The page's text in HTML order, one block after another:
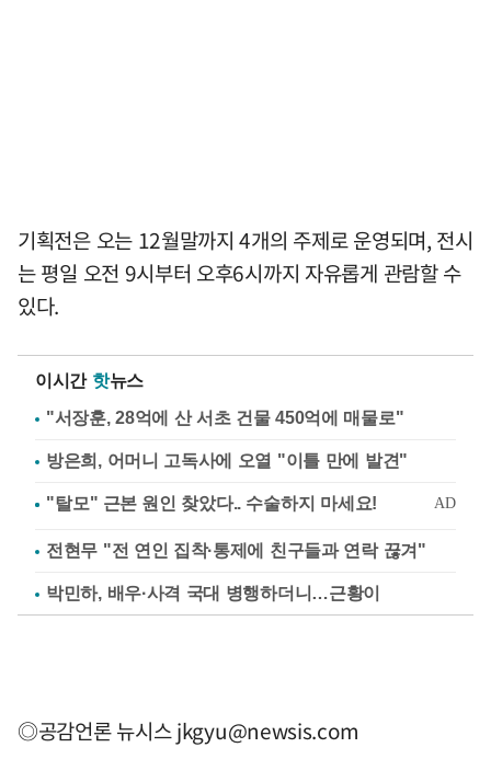
기획전은 오는 12월말까지 4개의 주제로 운영되며, 전시
는 평일 오전 9시부터 오후6시까지 자유롭게 관람할 수
있다.
이시간 핫뉴스
"서장훈, 28억에 산 서초 건물 450억에 매물로"
방은희, 어머니 고독사에 오열 "이틀 만에 발견"
전현무 "전 연인 집착·통제에 친구들과 연락 끊겨"
박민하, 배우·사격 국대 병행하더니…근황이
◎공감언론 뉴시스jkgyu@newsis.com